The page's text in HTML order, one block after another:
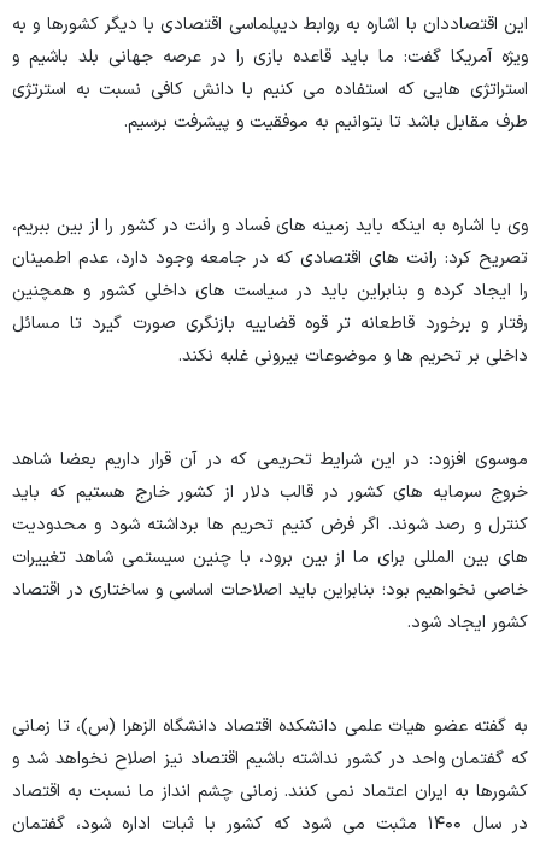
این اقتصاددان با اشاره به روابط دیپلماسی اقتصادی با دیگر کشورها و به
ویژه آمریکا گفت: ما باید قاعده بازی را در عرصه جهانی بلد باشیم و
استراتژی هایی که استفاده می کنیم با دانش کافی نسبت به استرتژی
طرف مقابل باشد تا بتوانیم به موفقیت و پیشرفت برسیم.
وی با اشاره به اینکه باید زمینه های فساد و رانت در کشور را از بین ببریم،
تصریح کرد: رانت های اقتصادی که در جامعه وجود دارد، عدم اطمینان
را ایجاد کرده و بنابراین باید در سیاست های داخلی کشور و همچنین
رفتار و برخورد قاطعانه تر قوه قضاییه بازنگری صورت گیرد تا مسائل
داخلی بر تحریم ها و موضوعات بیرونی غلبه نکند.
موسوی افزود: در این شرایط تحریمی که در آن قرار داریم بعضا شاهد
خروج سرمایه های کشور در قالب دلار از کشور خارج هستیم که باید
کنترل و رصد شوند. اگر فرض کنیم تحریم ها برداشته شود و محدودیت
های بین المللی برای ما از بین برود، با چنین سیستمی شاهد تغییرات
خاصی نخواهیم بود؛ بنابراین باید اصلاحات اساسی و ساختاری در اقتصاد
کشور ایجاد شود.
به گفته عضو هیات علمی دانشکده اقتصاد دانشگاه الزهرا (س)، تا زمانی
که گفتمان واحد در کشور نداشته باشیم اقتصاد نیز اصلاح نخواهد شد و
کشورها به ایران اعتماد نمی کنند. زمانی چشم انداز ما نسبت به اقتصاد
در سال ۱۴۰۰ مثبت می شود که کشور با ثبات اداره شود، گفتمان